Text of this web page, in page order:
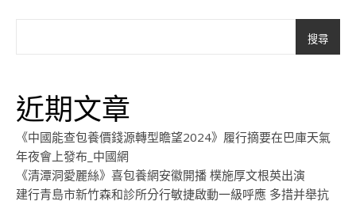
搜尋
近期文章
《中國能查包養價錢源轉型瞻望2024》履行摘要在巴庫天氣
年夜會上發布_中國網
《清潭洞愛麗絲》喜包養網安徽開播 樸施厚文根英出演
建行青島市新竹森和診所分行敏捷啟動一級呼應 多措并舉抗